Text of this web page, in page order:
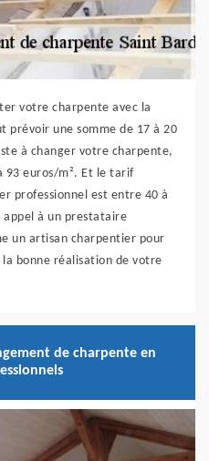
votre charpente avec la
prévoir une somme de 17 à 20
à changer votre charpente,
93 euros/m². Et le tarif
professionnel est entre 40 à
appel à un prestataire
un artisan charpentier pour
bonne réalisation de votre
de charpente en